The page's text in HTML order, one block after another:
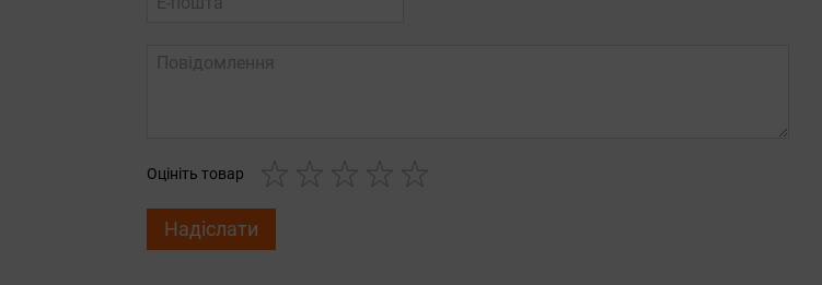
Оцініть товар
Надіслати